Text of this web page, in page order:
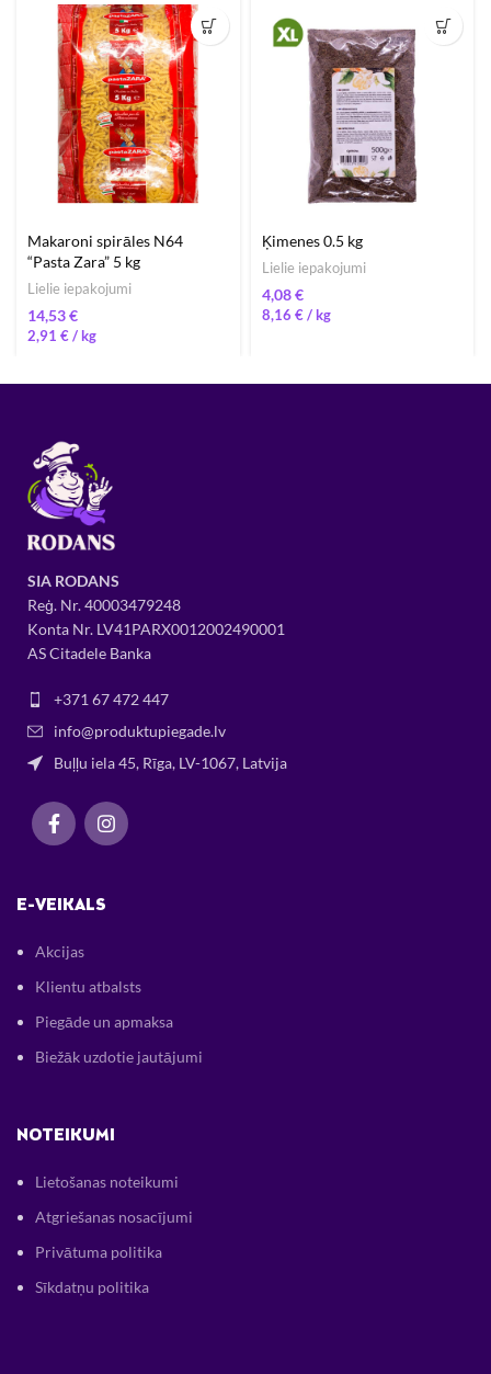
Makaroni spirāles N64
“Pasta Zara” 5 kg
Lielie iepakojumi
€
2,91 €/
Ķimenes 0.5 kg
Lielie iepakojumi
€
8,16 € /
SIA RODANS
Reģ. Nr.40003479248
Konta Nr. LV41PARX0012002490001
AS Citadele Banka
+371 67 472 447
info@produktupiegade.lv
Buļļu iela 45, Rīga, LV-1067, Latvija
E-VEIKALS
Akcijas
Klientu atbalsts
Piegāde un apmaksa
Biežāk uzdotie jautājumi
NOTEIKUMI
Lietošanas noteikumi
Atgriešanas nosacījumi
Privātuma politika
Sīkdatņu politika